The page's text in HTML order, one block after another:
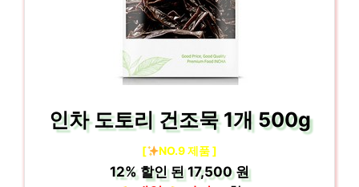
인차 도토리 건조묵 1개 500g
[ NO.9 제품 ]
12%할인 된17,500 원